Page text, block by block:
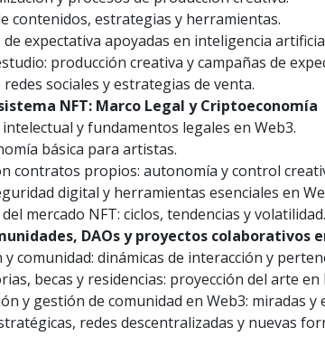
contenidos, estrategias y herramientas.
de expectativa apoyadas en inteligencia
producción creativa y campañas de
sociales y estrategias de venta.
NFT: Marco Legal y Criptoeconomía
y fundamentos legales en Web3.
básica para artistas.
contratos propios: autonomía y control
digital y herramientas esenciales en
mercado NFT: ciclos, tendencias y volatilidad.
DAOs y proyectos colaborativos
y comunidad: dinámicas de interacción y
becas y residencias: proyección del arte en
y gestión de comunidad en Web3: miradas y
redes descentralizadas y nuevas